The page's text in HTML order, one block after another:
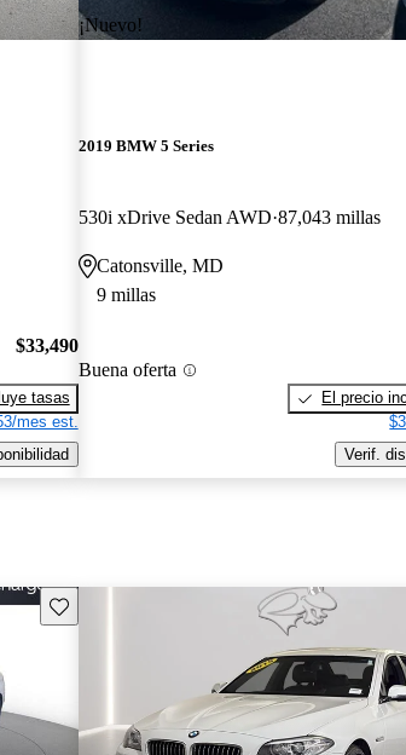
$33,490
tasas
mes est.
¡Nuevo!
2019 BMW 5 Series
530i xDrive Sedan AWD 87,043 millas
Catonsville, MD
9 millas
Buena oferta
El precio
Verif.
Guarda este Aviso